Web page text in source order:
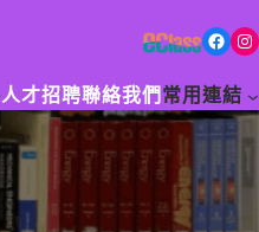
Facebook Instagram
人才招聘聯絡我們 常用連結